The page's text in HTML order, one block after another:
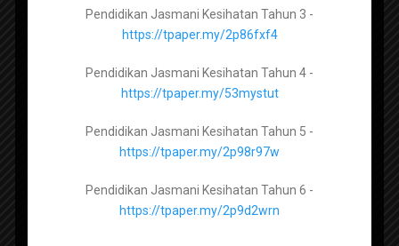
Himpunan Ujian Akhir Sesi
2023
Pendidikan Jasmani Kesihatan Tingkatan 3 –
https://tpaper.my/hytdx5tb
Pendidikan Jasmani Kesihatan Tingkatan 4 –
https://tpaper.my/2dt7mk2s
Pendidikan Jasmani Kesihatan Tingkatan 5 –
https://tpaper.my/2p9x26ar
Kimia Tingkatan 4 - https://tpaper.my/2p9hxt3r
Pendidikan Jasmani Kesihatan Tahun 3 -
https://tpaper.my/2p86fxf4
Pendidikan Jasmani Kesihatan Tahun 4 -
https://tpaper.my/53mystut
Pendidikan Jasmani Kesihatan Tahun 5 -
https://tpaper.my/2p98r97w
Pendidikan Jasmani Kesihatan Tahun 6 -
https://tpaper.my/2p9d2wrn